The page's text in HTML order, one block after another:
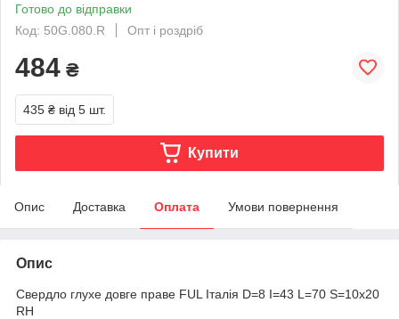
Готово до відправки
Код: 50G.080.R
Опт і роздріб
484 ₴
435 ₴ від 5 шт.
Купити
Опис Доставка Оплата Умови повернення
Опис
Свердло глухе довге праве FUL Італія D=8 I=43 L=70 S=10х20
RH